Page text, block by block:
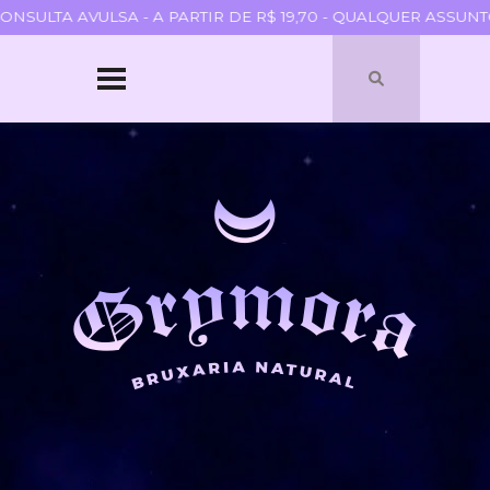
AVULSA - A PARTIR DE R$ 19,70 - QUALQUER
QUEM SOU